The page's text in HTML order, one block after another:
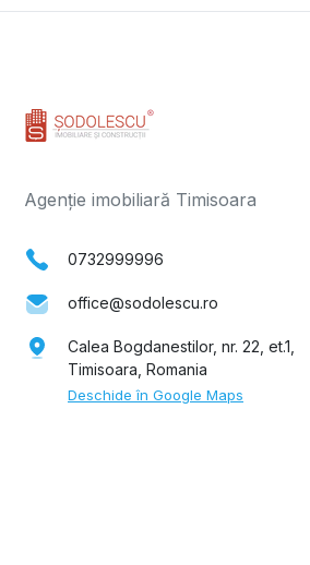
Agenție imobiliară Timisoara
0732999996
office@sodolescu.ro
Calea Bogdanestilor, nr. 22, et.1,
Timisoara, Romania
Deschide în Google Maps